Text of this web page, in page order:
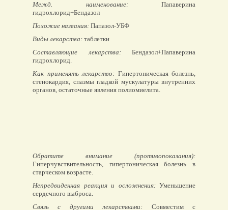
Межд. наименование:Папаверина
гидрохлорид+Бендазол
Похожие названия: Папазол-УБФ
Виды лекарства: таблетки
Составляющие лекарства:Бендазол+Папаверина
гидрохлорид.
Как применять лекарство: Гипертоническая болезнь,
стенокардия, спазмы гладкой мускулатуры внутренних
органов, остаточные явления полиомиелита.
Обратите внимание (противопоказания):
Гиперчувствительность, гипертоническая болезнь в
старческом возрасте.
Непредвиденная реакция и осложнения:Уменьшение
сердечного выброса.
Связь с другими лекарствами: Совместим с